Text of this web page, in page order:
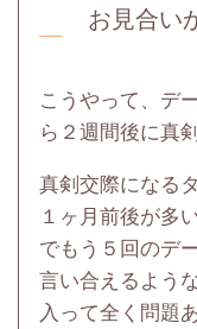
お見合い
こうやって、デ
ら２週間後に真
真剣交際になる
１ヶ月前後が多
でもう５回のデ
言い合えるよう
入って全く問題